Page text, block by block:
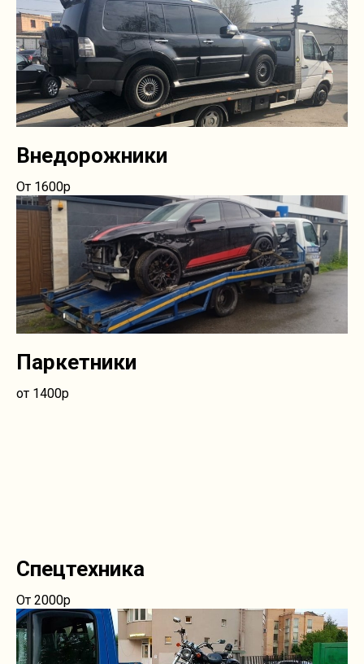
Внедорожники
От 1600р
Паркетники
от 1400р
Спецтехника
От 2000р